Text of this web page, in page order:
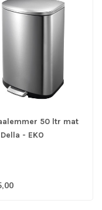
50 ltr mat
Della - EKO